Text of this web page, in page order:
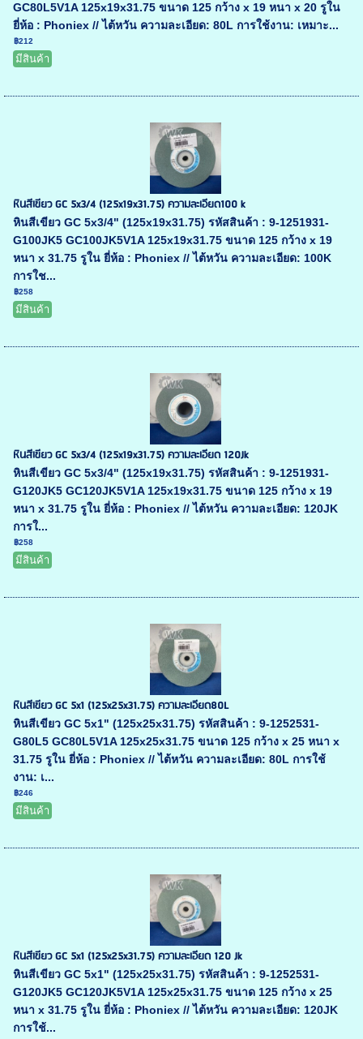
GC80L5V1A 125x19x31.75 ขนาด 125 กว้าง x 19 หนา x 20 รูใน
ยี่ห้อ : Phoniex // ไต้หวัน ความละเอียด: 80L การใช้งาน: เหมาะ...
฿212
มีสินค้า
หินสีเขียว GC 5x3/4 (125x19x31.75) ความละเอียด100 k
หินสีเขียว GC 5x3/4" (125x19x31.75) รหัสสินค้า : 9-1251931-
G100JK5 GC100JK5V1A 125x19x31.75 ขนาด 125 กว้าง x 19
หนา x 31.75 รูใน ยี่ห้อ : Phoniex // ไต้หวัน ความละเอียด: 100K
การใช...
฿258
มีสินค้า
หินสีเขียว GC 5x3/4 (125x19x31.75) ความละเอียด 120Jk
หินสีเขียว GC 5x3/4" (125x19x31.75) รหัสสินค้า : 9-1251931-
G120JK5 GC120JK5V1A 125x19x31.75 ขนาด 125 กว้าง x 19
หนา x 31.75 รูใน ยี่ห้อ : Phoniex // ไต้หวัน ความละเอียด: 120JK
การใ...
฿258
มีสินค้า
หินสีเขียว GC 5x1 (125x25x31.75) ความละเอียด80L
หินสีเขียว GC 5x1" (125x25x31.75) รหัสสินค้า : 9-1252531-
G80L5 GC80L5V1A 125x25x31.75 ขนาด 125 กว้าง x 25 หนา x
31.75 รูใน ยี่ห้อ : Phoniex // ไต้หวัน ความละเอียด: 80L การใช้
งาน: เ...
฿246
มีสินค้า
หินสีเขียว GC 5x1 (125x25x31.75) ความละเอียด 120 Jk
หินสีเขียว GC 5x1" (125x25x31.75) รหัสสินค้า : 9-1252531-
G120JK5 GC120JK5V1A 125x25x31.75 ขนาด 125 กว้าง x 25
หนา x 31.75 รูใน ยี่ห้อ : Phoniex // ไต้หวัน ความละเอียด: 120JK
การใช้...